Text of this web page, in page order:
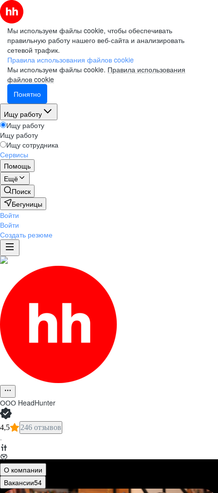
Мы используем файлы cookie, чтобы обеспечивать
правильную работу нашего веб-сайта и анализировать
сетевой трафик.
Правила использования файлов cookie
Мы используем файлы cookie. Правила использования
файлов cookie
Понятно
Ищу работу
Ищу работу
Ищу работу
Ищу сотрудника
Сервисы
Помощь
Ещё
Поиск
Бегуницы
Войти
Войти
Создать резюме
ООО HeadHunter
4,5 246 отзывов
·
О компании
Вакансии54